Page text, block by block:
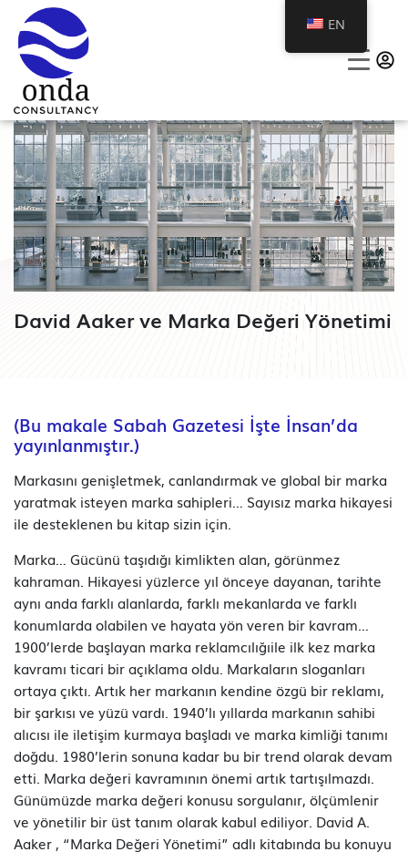
David Aaker ve Marka Değeri Yönetimi
(Bu makale Sabah Gazetesi İşte İnsan’da
yayınlanmıştır.)
Markasını genişletmek, canlandırmak ve global bir marka
yaratmak isteyen marka sahipleri… Sayısız marka hikayesi
ile desteklenen bu kitap sizin için.
Marka… Gücünü taşıdığı kimlikten alan, görünmez
kahraman. Hikayesi yüzlerce yıl önceye dayanan, tarihte
aynı anda farklı alanlarda, farklı mekanlarda ve farklı
konumlarda olabilen ve hayata yön veren bir kavram…
1900’lerde başlayan marka reklamcılığıile ilk kez marka
kavramı ticari bir açıklama oldu. Markaların sloganları
ortaya çıktı. Artık her markanın kendine özgü bir reklamı,
bir şarkısı ve yüzü vardı. 1940’lı yıllarda markanın sahibi
alıcısı ile iletişim kurmaya başladı ve marka kimliği tanımı
doğdu. 1980’lerin sonuna kadar bu bir trend olarak devam
etti. Marka değeri kavramının önemi artık tartışılmazdı.
Günümüzde marka değeri konusu sorgulanır, ölçümlenir
ve yönetilir bir üst tanım olarak kabul ediliyor. David A.
Aaker , “Marka Değeri Yönetimi” adlı kitabında bu konuyu
EN